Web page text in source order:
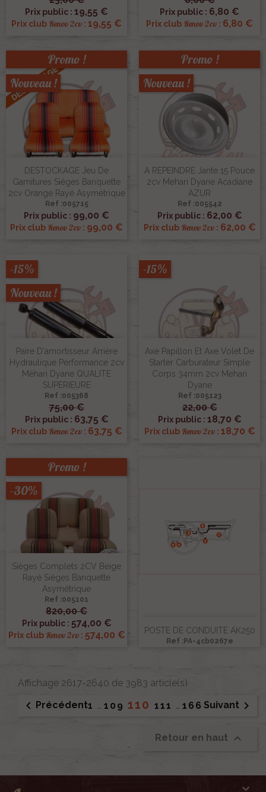
Prix public : 19,55 €
Prix club Renov 2cv : 19,55 €
Prix public : 6,80 €
Prix club Renov 2cv : 6,80 €
DESTOCKAGE Jeu De
Garnitures Sièges Banquette
2cv Orange Rayé Asymétrique
Ref :005715
Prix public : 99,00 €
Prix club Renov 2cv : 99,00 €
Promo !
Nouveau !
A REPEINDRE Jante 15 Pouce
2cv Mehari Dyane Acadiane
AZUR
Ref :005542
Prix public : 62,00 €
Prix club Renov 2cv: 62,00 €
Promo !
Nouveau !
Paire D'amortisseur Arrière
Hydraulique Performance 2cv
Méhari Dyane QUALITE
SUPERIEURE
Ref :005368
75,00 €
Prix public : 63,75 €
Prix club Renov 2cv: 63,75 €
-15%
Nouveau !
Axe Papillon Et Axe Volet De
Starter Carburateur Simple
Corps 34mm 2cv Mehari
Dyane
Ref :005123
22,00 €
Prix public : 18,70 €
Prix club Renov 2cv: 18,70 €
-15%
Sièges Complets 2CV Beige
Rayé Sièges Banquette
Asymétrique
Ref :005101
820,00 €
Prix public : 574,00 €
Prix club Renov 2cv: 574,00 €
Promo !
-30%
POSTE DE CONDUITE AK250
Ref :PA-4cb0267e
Affichage 2617-2640 de 3983 article(s)
 Précédent1 … 109 110 111 … 166 Suivant 
Retour en haut 
